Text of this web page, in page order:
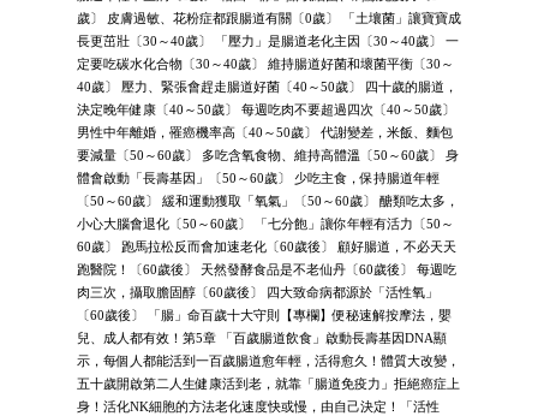
歲〕 皮膚過敏、花粉症都跟腸道有關〔0歲〕 「土壤菌」讓寶寶成
長更茁壯〔30～40歲〕 「壓力」是腸道老化主因〔30～40歲〕 一
定要吃碳水化合物〔30～40歲〕 維持腸道好菌和壞菌平衡〔30～
40歲〕 壓力、緊張會趕走腸道好菌〔40～50歲〕 四十歲的腸道，
決定晚年健康〔40～50歲〕 每週吃肉不要超過四次〔40～50歲〕
男性中年離婚，罹癌機率高〔40～50歲〕 代謝變差，米飯、麵包
要減量〔50～60歲〕 多吃含氧食物、維持高體溫〔50～60歲〕 身
體會啟動「長壽基因」〔50～60歲〕 少吃主食，保持腸道年輕
〔50～60歲〕 緩和運動獲取「氧氣」〔50～60歲〕 醣類吃太多，
小心大腦會退化〔50～60歲〕 「七分飽」讓你年輕有活力〔50～
60歲〕 跑馬拉松反而會加速老化〔60歲後〕 顧好腸道，不必天天
跑醫院！〔60歲後〕 天然發酵食品是不老仙丹〔60歲後〕 每週吃
肉三次，攝取膽固醇〔60歲後〕 四大致命病都源於「活性氧」
〔60歲後〕 「腸」命百歲十大守則【專欄】便秘速解按摩法，嬰
兒、成人都有效！第5章 「百歲腸道飲食」啟動長壽基因DNA顯
示，每個人都能活到一百歲腸道愈年輕，活得愈久！體質大改變，
五十歲開啟第二人生健康活到老，就靠「腸道免疫力」拒絕癌症上
身！活化NK細胞的方法老化速度快或慢，由自己決定！「活性